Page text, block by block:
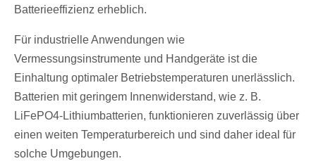
Batterieeffizienz erheblich.
Für industrielle Anwendungen wie
Vermessungsinstrumente und Handgeräte ist die
Einhaltung optimaler Betriebstemperaturen unerlässlich.
Batterien mit geringem Innenwiderstand, wie z. B.
LiFePO4-Lithiumbatterien, funktionieren zuverlässig über
einen weiten Temperaturbereich und sind daher ideal für
solche Umgebungen.